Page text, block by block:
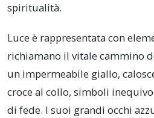
spiritualità.
Luce è rappresentata con
richiamano il vitale cammino
un impermeabile giallo,
croce al collo, simboli
di fede. I suoi grandi occhi